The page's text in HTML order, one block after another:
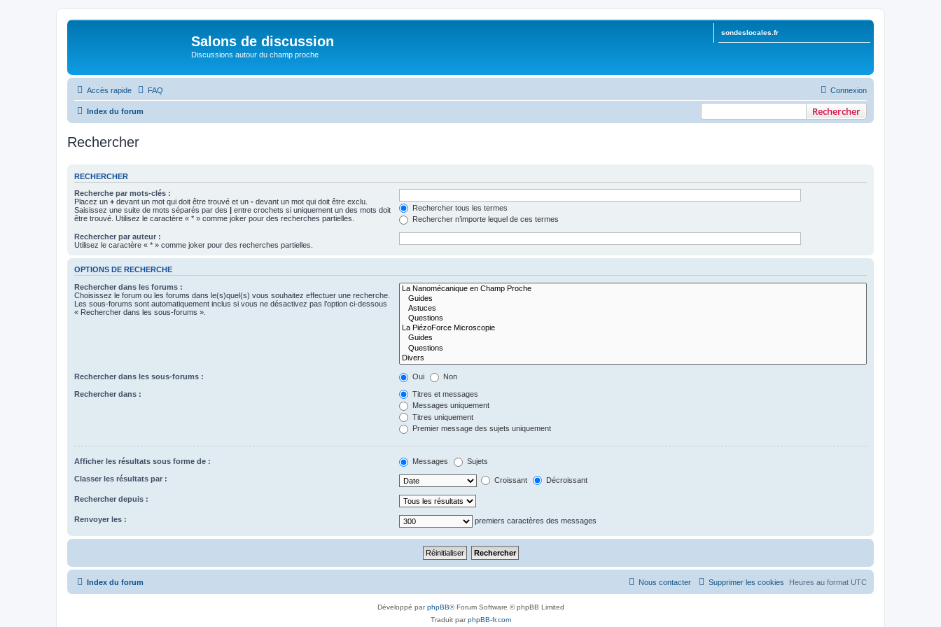
Salons de discussion
Discussions autour du champ proche
sondeslocales.fr
Accès rapide FAQ Connexion
Index du forum Rechercher
Rechercher
RECHERCHER
Recherche par mots-clés :
Placez un + devant un mot qui doit être trouvé et un - devant un mot qui doit être exclu.
Saisissez une suite de mots séparés par des | entre crochets si uniquement un des mots doit
être trouvé. Utilisez le caractère « * » comme joker pour des recherches partielles.
Rechercher tous les termes
Rechercher n’importe lequel de ces termes
Rechercher par auteur :
Utilisez le caractère « * » comme joker pour des recherches partielles.
OPTIONS DE RECHERCHE
Rechercher dans les forums :
Choisissez le forum ou les forums dans le(s)quel(s) vous souhaitez effectuer une recherche.
Les sous-forums sont automatiquement inclus si vous ne désactivez pas l’option ci-dessous
« Rechercher dans les sous-forums ».
Rechercher dans les sous-forums : Oui Non
Rechercher dans :
Titres et messages
Messages uniquement
Titres uniquement
Premier message des sujets uniquement
Afficher les résultats sous forme de : Messages Sujets
Classer les résultats par : Croissant Décroissant
Rechercher depuis :
Renvoyer les : premiers caractères des messages
Index du forum Heures au format UTC
Supprimer les cookies
Nous contacter
Développé parphpBB® Forum Software © phpBB Limited
Traduit parphpBB-fr.com